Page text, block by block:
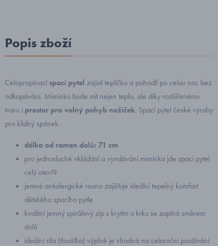
Popis zboží
Celopropínací spací pytel zajistí teplíčko a pohodlí po celou noc bez
odkopávání. Miminko bude mít nejen teplo, ale díky rozšířenému
tvaru i prostor pro volný pohyb nožiček. Spací pytel české výroby
pro klidný spánek.
délka od ramen dolů: 71 cm
pro jednoduché vkládání a vyndávání miminka jde spací pytel
celý otevřít
jemné antialergické rouno zajišťuje ideální tepelný komfort
dětského spacího pytle
kvalitní jemný spirálový zip s krytím u krku se zapíná směrem
dolů
ideální síla (tloušťka) výplně je vhodná na celoroční používání